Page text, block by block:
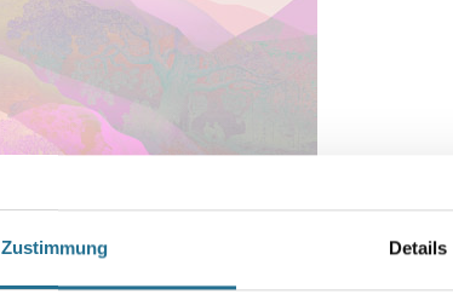
Zustimmung Details